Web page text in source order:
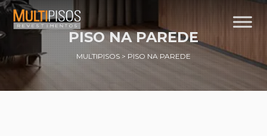
PISO NA PAREDE
MULTIPISOS> PISO NA PAREDE